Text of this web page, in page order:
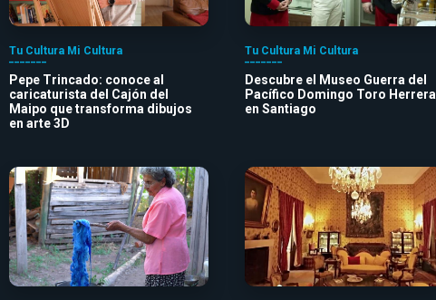
Tu Cultura Mi Cultura
Pepe Trincado: conoce al
caricaturista del Cajón del
Maipo que transforma dibujos
en arte 3D
Tu Cultura Mi Cultura
Descubre el Museo Guerra del
Pacífico Domingo Toro Herrera
en Santiago